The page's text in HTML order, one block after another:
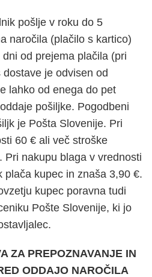
pošlje v roku do 5
naročila (plačilo s kartico)
od prejema plačila (pri
je odvisen od
lahko od enega do pet
pošiljke. Pogodbeni
je Pošta Slovenije. Pri
60 € ali več stroške
Pri nakupu blaga v vrednosti
plača kupec in znaša 3,90 €.
kupec poravna tudi
Pošte Slovenije, ki jo
ZA PREPOZNAVANJE IN
ODDAJO NAROČILA